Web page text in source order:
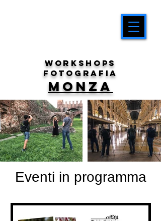
workshops
fotografia
MONZA
Eventi in programma